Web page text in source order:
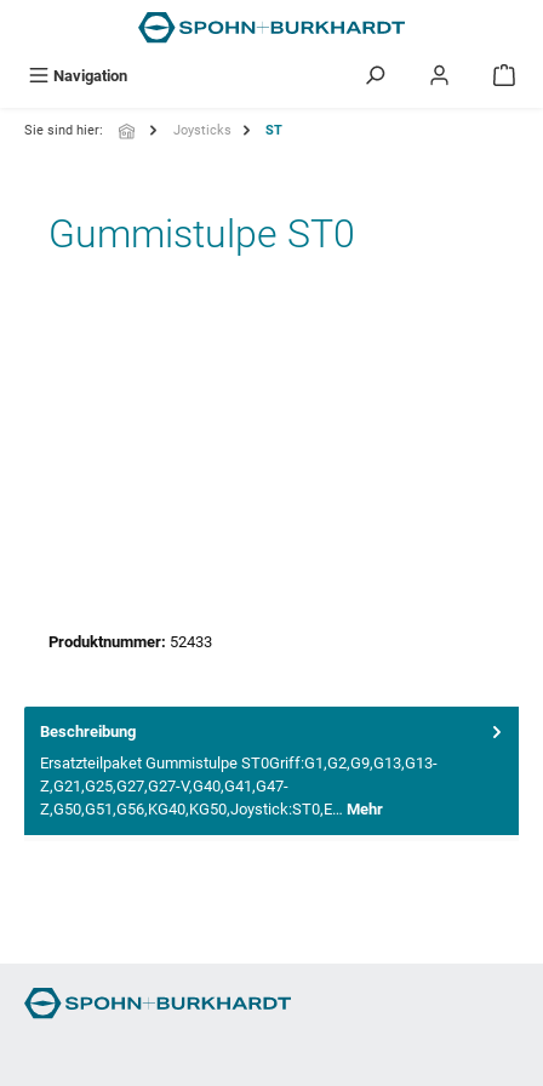
Navigation
Sie sind hier: Joysticks ST
Gummistulpe ST0
Produktnummer: 52433
Beschreibung
Ersatzteilpaket Gummistulpe ST0Griff:G1,G2,G9,G13,G13-
Z,G21,G25,G27,G27-V,G40,G41,G47-
Z,G50,G51,G56,KG40,KG50,Joystick:ST0,E… Mehr